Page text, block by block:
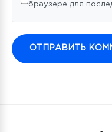
браузере для